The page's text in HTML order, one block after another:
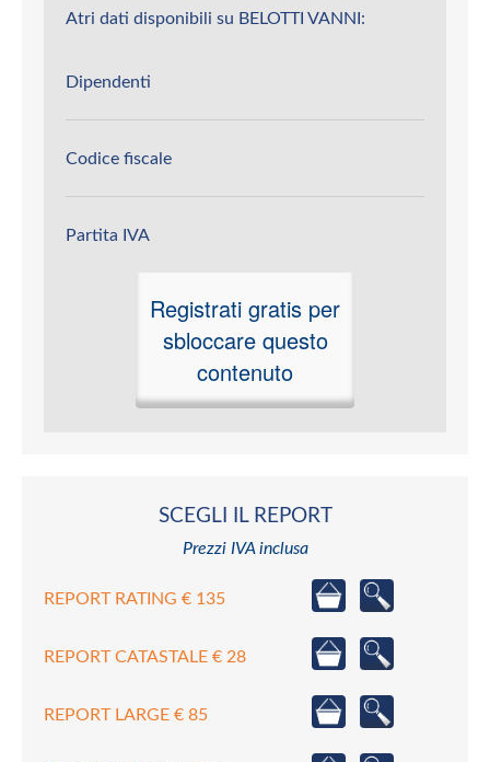
Atri dati disponibili su BELOTTI VANNI:
Dipendenti
Codice fiscale
Partita IVA
Registrati gratis per
sbloccare questo
contenuto
SCEGLI IL REPORT
Prezzi IVA inclusa
REPORT RATING € 135
REPORT CATASTALE € 28
REPORT LARGE € 85